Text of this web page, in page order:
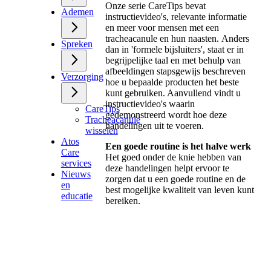
Ademen
Spreken
Verzorging
CareTips
Tracheacanule
wisselen
Atos
Care
services
Nieuws
en
educatie
Onze serie CareTips bevat
instructievideo's, relevante informatie
en meer voor mensen met een
tracheacanule en hun naasten. Anders
dan in 'formele bijsluiters', staat er in
begrijpelijke taal en met behulp van
afbeeldingen stapsgewijs beschreven
hoe u bepaalde producten het beste
kunt gebruiken. Aanvullend vindt u
instructievideo's waarin
gedemonstreerd wordt hoe deze
handelingen uit te voeren.
Een goede routine is het halve werk
Het goed onder de knie hebben van
deze handelingen helpt ervoor te
zorgen dat u een goede routine en de
best mogelijke kwaliteit van leven kunt
bereiken.